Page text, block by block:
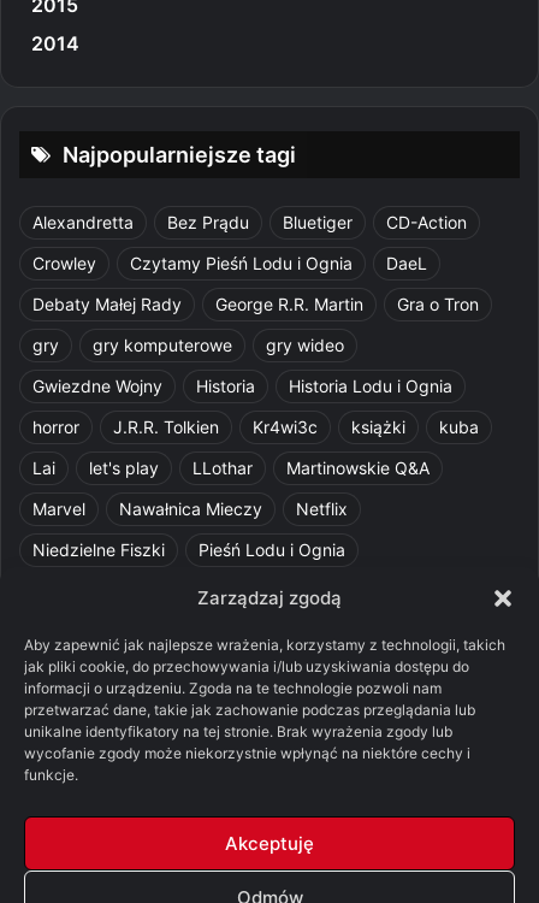
Zarządzaj zgodą
Aby zapewnić jak najlepsze wrażenia, korzystamy z technologii, takich
jak pliki cookie, do przechowywania i/lub uzyskiwania dostępu do
informacji o urządzeniu. Zgoda na te technologie pozwoli nam
przetwarzać dane, takie jak zachowanie podczas przeglądania lub
unikalne identyfikatory na tej stronie. Brak wyrażenia zgody lub
wycofanie zgody może niekorzystnie wpłynąć na niektóre cechy i
funkcje.
Akceptuję
Odmów
2014
Najpopularniejsze tagi
Alexandretta Bez Prądu Bluetiger
CD-Action
Crowley
Czytamy Pieśń Lodu i Ognia
DaeL
Debaty Małej Rady
George R.R. Martin
Gra o Tron
gry
gry komputerowe
gry wideo
Gwiezdne Wojny
Historia
Historia Lodu i Ognia
horror
J.R.R. Tolkien Kr4wi3c książki
kuba
Lai
let's play LLothar
Martinowskie Q&A
Marvel
Nawałnica Mieczy
Netflix
Niedzielne Fiszki
Pieśń Lodu i Ognia
Pquelim
Pytania do maesterów
recenzja książki
Ród Smoka Silmarillion
SithFrog
Starcie Królów
Star Wars
Szalone Teorie
Tolkienowskie Q&A
Voo
Wieści z Cytadeli